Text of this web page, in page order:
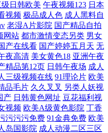
热网 欧美超碰91 日韩欧美网站A
五月蜜桃涩涩瓷 久久五区视频 海
逼
级日韩欧美 午夜视频123 日本
视频 极品成人色 成人黑料自
老湿A片影院 国产精品自拍
网站 都市激情变态另类 男女
产在线看 国产婷婷五月天 无
夜高清 美女黄色18 亚洲午夜
精品第12页 日韩午夜场 成人
三级视频在线 91理论片 欧美
品毛片 久久叉叉 另类人妖视
产 日韩黄色网址 豆花福利视
视频 欧美A级黄色影院 丁香
污污污免费 91金典免费 欧美
岛国影院 成人动漫二区三区